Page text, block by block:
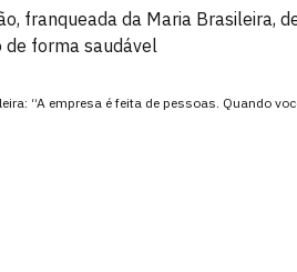
franqueada da Maria Brasileira,
de forma saudável
“A empresa é feita de pessoas. Quando